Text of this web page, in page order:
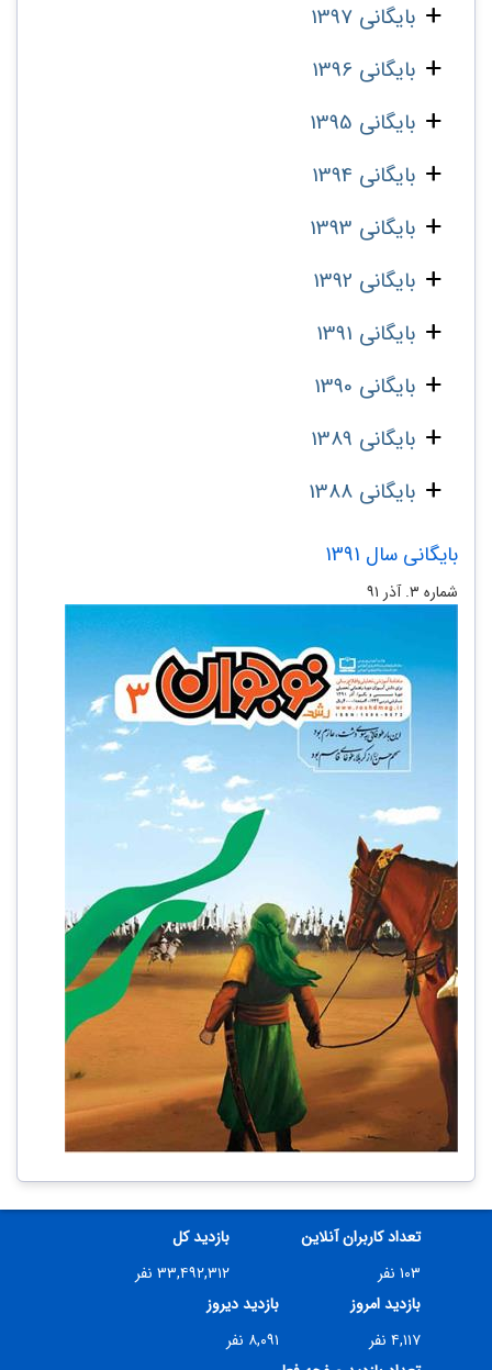
بایگانی 1397
بایگانی 1396
بایگانی 1395
بایگانی 1394
بایگانی 1393
بایگانی 1392
بایگانی 1391
بایگانی 1390
بایگانی 1389
بایگانی 1388
بایگانی سال 1391
شماره‌ ۳. آذر ۹۱
تعداد کاربران آنلاین
۱۰۳ نفر
بازدید کل
۳۳,۴۹۲,۳۱۲ نفر
بازدید امروز
۴,۱۱۷ نفر
بازدید دیروز
۸,۰۹۱ نفر